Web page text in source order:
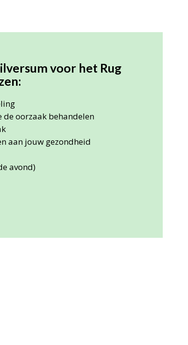
voor het Rug
oorzaak behandelen
aan jouw gezondheid
avond)